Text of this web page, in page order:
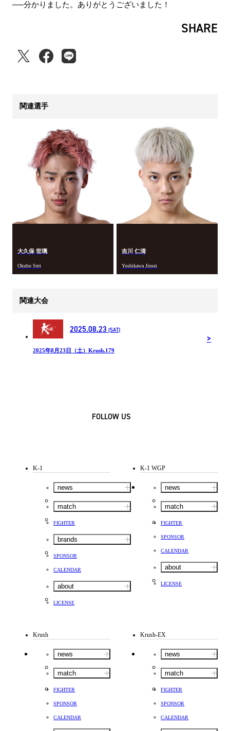
──分かりました。ありがとうございました！
SHARE
関連選手
大久保 世璃
Okubo Seri
吉川 仁清
Yoshikawa Jinsei
関連大会
2025.08.23 (SAT)
2025年8月23日（土）Krush.179
FOLLOW US
K-1
news
match
FIGHTER
brands
SPONSOR
CALENDAR
about
LICENSE
K-1 WGP
news
match
FIGHTER
SPONSOR
CALENDAR
about
LICENSE
Krush
news
match
FIGHTER
SPONSOR
CALENDAR
Krush-EX
news
match
FIGHTER
SPONSOR
CALENDAR